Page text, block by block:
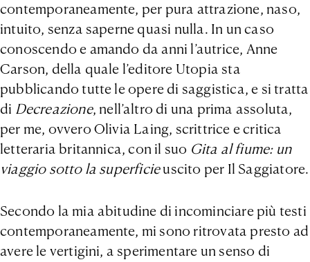
contemporaneamente, per pura attrazione, naso,
intuito, senza saperne quasi nulla. In un caso
conoscendo e amando da anni l’autrice, Anne
Carson, della quale l’editore Utopia sta
pubblicando tutte le opere di saggistica, e si tratta
di Decreazione, nell’altro di una prima assoluta,
per me, ovvero Olivia Laing, scrittrice e critica
letteraria britannica, con il suo Gita al fiume: un
viaggio sotto la superficieuscito per Il Saggiatore.
Secondo la mia abitudine di incominciare più testi
contemporaneamente, mi sono ritrovata presto ad
avere le vertigini, a sperimentare un senso di